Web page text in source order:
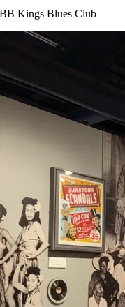
Kings Blues Club